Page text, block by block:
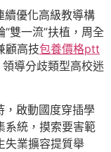
續優化高級教導構
雙一流”扶植，周全
顧高技包養價格ptt
導分歧類型高校迷
，啟動國度穿插學
系統，摸索要害範
失業擴容提質舉